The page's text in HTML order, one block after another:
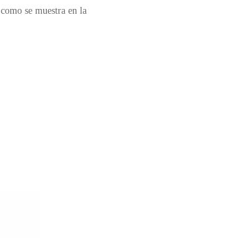
se muestra en la